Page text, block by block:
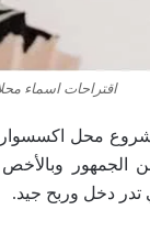
اقتراحات اسماء
محل اكسسوار
الجمهور
تدر دخل وربح جيد.